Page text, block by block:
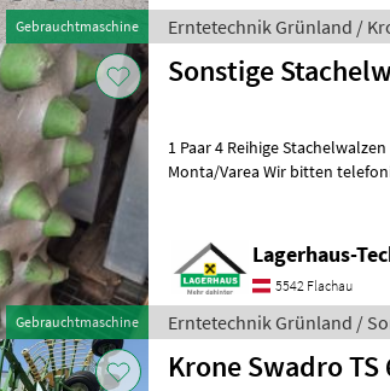
Gebrauchtmaschine Erntetechnik Grünland /
Gebrauchtmaschine
Sonstige
1 Paar 4 Reihige
Monta/Varea Wir bitten telefonisch oder per Mail Ihren Besuch
Lagerhaus-
5542 Flachau
Erntetechnik Grünland /
Krone Swadro TS